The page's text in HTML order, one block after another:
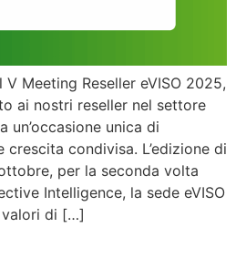
Meeting Reseller eVISO 2025,
ai nostri reseller nel settore
un’occasione unica di
condivisa. L’edizione di
per la seconda volta
Intelligence, la sede eVISO
valori di […]